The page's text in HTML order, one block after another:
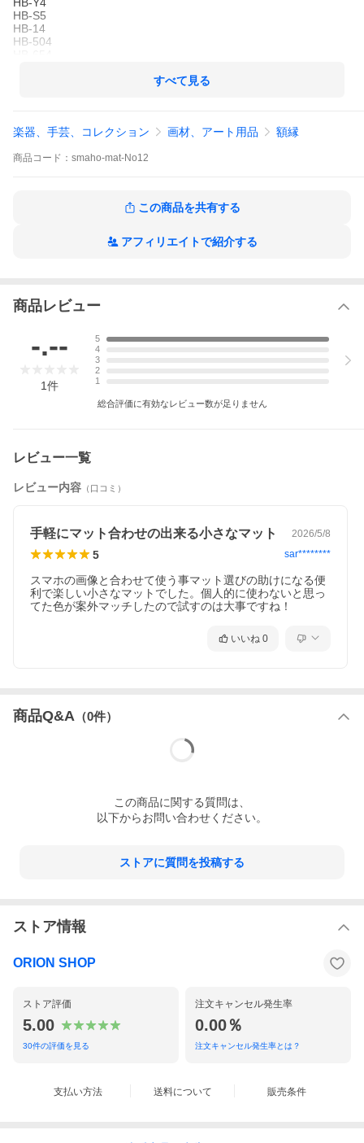
HB-Y4
HB-S5
HB-14
HB-504
HB-N1
すべて見る
楽器、手芸、コレクション 画材、アート用品 額縁
商品 コード： smaho-mat-No12
この商品を共有する
アフィリエイトで紹介する
商品レビュー
-.--
1件
5
4
3
2
1
総合評価に有効なレビュー数が足りません
レビュー一覧
レビュー内容 （口コミ）
手軽にマット合わせの出来る小さなマット 2026/5/8
5 sar********
スマホの画像と合わせて使う事マット選びの助けになる便
利で楽しい小さなマットでした。個人的に使わないと思っ
てた色が案外マッチしたので試すのは大事ですね！
いいね 0
商品Q&A （0件）
この商品に関する質問は、
以下からお問い合わせください。
ストアに質問を投稿する
ストア情報
ORION SHOP
ストア評価
5.00
30件の評価を見る
注文キャンセル発生率
0.00％
注文キャンセル発生率とは？
支払い方法 送料について 販売条件